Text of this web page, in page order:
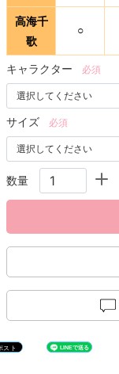
高海千
歌
○
キャラクター 必須
サイズ 必須
数量